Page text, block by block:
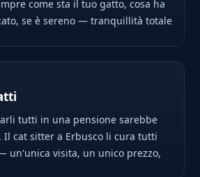
come sta il tuo gatto, cosa ha
se è sereno — tranquillità totale
tutti in una pensione sarebbe
Il cat sitter a Erbusco li cura tutti
un'unica visita, un unico prezzo,